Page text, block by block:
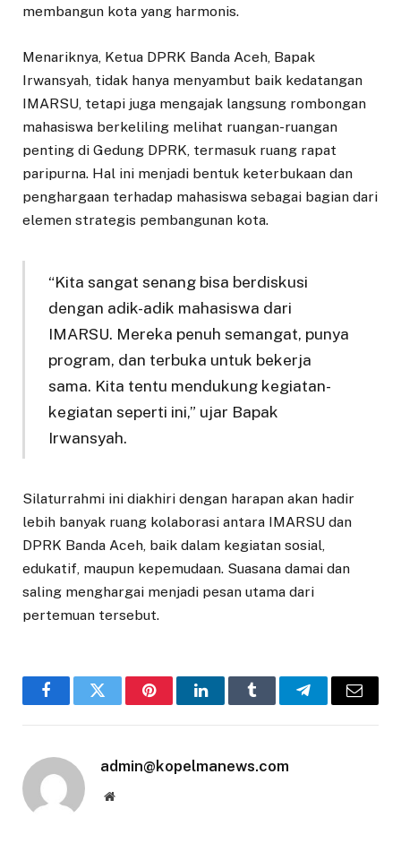
membangun kota yang harmonis.
Menariknya, Ketua DPRK Banda Aceh, Bapak
Irwansyah, tidak hanya menyambut baik kedatangan
IMARSU, tetapi juga mengajak langsung rombongan
mahasiswa berkeliling melihat ruangan-ruangan
penting di Gedung DPRK, termasuk ruang rapat
paripurna. Hal ini menjadi bentuk keterbukaan dan
penghargaan terhadap mahasiswa sebagai bagian dari
elemen strategis pembangunan kota.
“Kita sangat senang bisa berdiskusi
dengan adik-adik mahasiswa dari
IMARSU. Mereka penuh semangat, punya
program, dan terbuka untuk bekerja
sama. Kita tentu mendukung kegiatan-
kegiatan seperti ini,” ujar Bapak
Irwansyah.
Silaturrahmi ini diakhiri dengan harapan akan hadir
lebih banyak ruang kolaborasi antara IMARSU dan
DPRK Banda Aceh, baik dalam kegiatan sosial,
edukatif, maupun kepemudaan. Suasana damai dan
saling menghargai menjadi pesan utama dari
pertemuan tersebut.
FacebookTwitter PinterestLinkedInTumblr TelegramEmail
admin@kopelmanews.com
Website